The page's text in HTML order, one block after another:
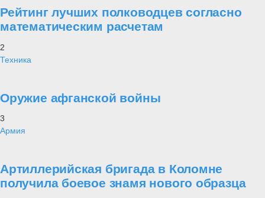
Рейтинг лучших полководцев согласно
математическим расчетам
2
Техника
Оружие афганской войны
3
Армия
Артиллерийская бригада в Коломне
получила боевое знамя нового образца